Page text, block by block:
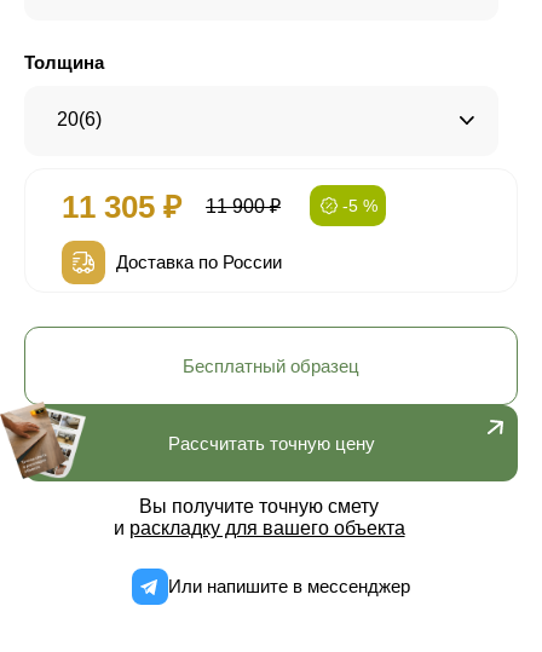
Толщина
20(6)
11 305 ₽ 11 900 ₽ -5 %
Доставка по России
Рассчитать точную цену
Вы получите точную смету
и раскладку для вашего объекта
Или напишите в мессенджер
Бесплатный образец